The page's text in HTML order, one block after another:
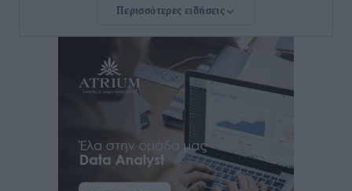
πριν 23 λεπτά
Γ.Σ. Διαγόρας: Το οργανόγραμμα των Ακαδημιών
πριν 25 λεπτά
Σταυρός Καλυθιών: Απέκτησε και την Ειρήνη
πριν 53 λεπτά
Περισσότερες ειδήσεις